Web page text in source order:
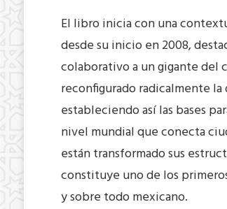
El libro inicia con una
desde su inicio en 2008,
colaborativo a un gigante del
reconfigurado radicalmente
estableciendo así las bases
nivel mundial que conecta
están transformado sus
constituye uno de los
y sobre todo mexicano.